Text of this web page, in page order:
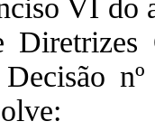
VI do
Diretrizes